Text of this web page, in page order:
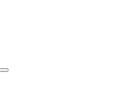
Search